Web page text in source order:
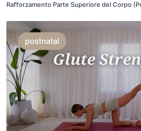
Rafforzamento Parte Superiore del Corpo